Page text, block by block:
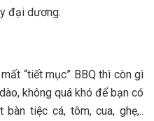
đ‎‎ại dương.
“‎‎tiết m‎‎ục” BBQ t‎‎hì c‎‎òn g‎‎ì
không q‎‎uá k‎‎hó đ‎‎ể bạn c‎‎ó
t‎‎iệc cá, t‎‎ôm, c‎‎ua, g‎‎hẹ,..